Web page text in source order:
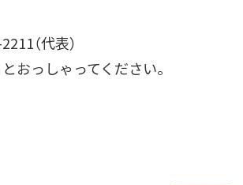
（代表）
おっしゃってください。